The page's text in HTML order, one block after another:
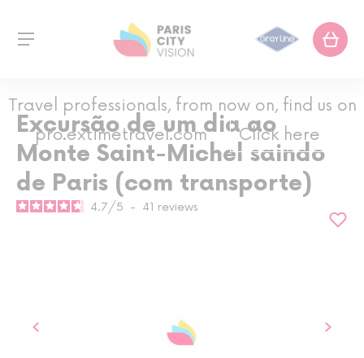
Travel professionals, from now on, find us on
pro.extimetravel.com
Click here
Excursão de um dia ao
Monte Saint-Michel saindo
de Paris (com transporte)
4.7/5 - 41 reviews